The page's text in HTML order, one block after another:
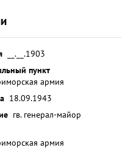
__.__.1903
пункт
армия
18.09.1943
гв. генерал-майор
армия